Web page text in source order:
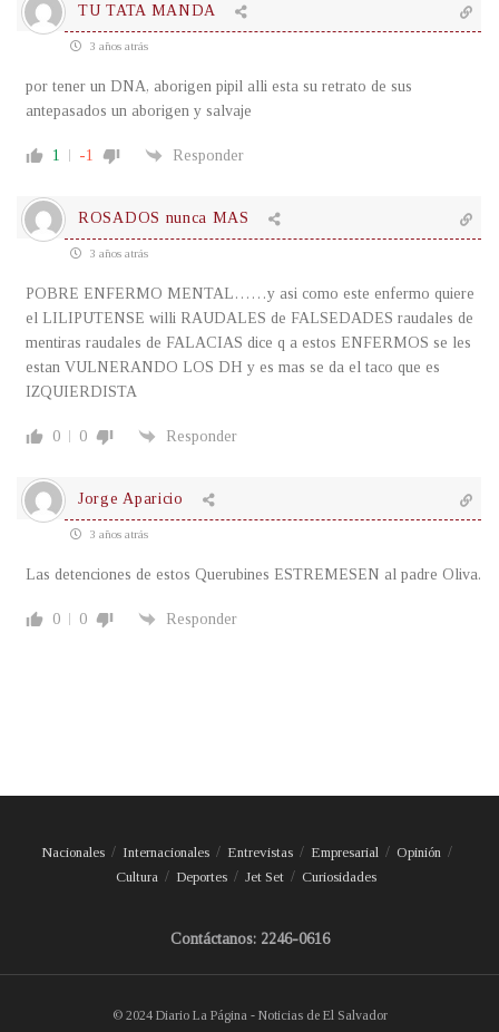
TU TATA MANDA
3 años atrás
por tener un DNA, aborigen pipil alli esta su retrato de sus
antepasados un aborigen y salvaje
1 -1 Responder
ROSADOS nunca MAS
3 años atrás
POBRE ENFERMO MENTAL……y asi como este enfermo quiere
el LILIPUTENSE willi RAUDALES de FALSEDADES raudales de
mentiras raudales de FALACIAS dice q a estos ENFERMOS se les
estan VULNERANDO LOS DH y es mas se da el taco que es
IZQUIERDISTA
0 0 Responder
Jorge Aparicio
3 años atrás
Las detenciones de estos Querubines ESTREMESEN al padre Oliva.
0 0 Responder
Nacionales Internacionales Entrevistas Empresarial
Opinión
Cultura
Deportes Jet Set Curiosidades
Contáctanos: 2246-0616
© 2024 Diario La Página - Noticias de El Salvador